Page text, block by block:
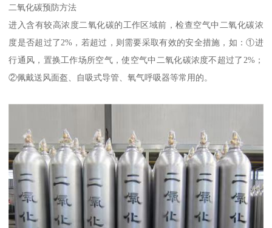
二氧化碳预防方法
进入含有较高浓度二氧化碳的工作区域前，检查空气中二氧化碳浓
度是否超过了2%，若超过，则需要采取有效的安全措施，如：①进
行通风，置换工作场所空气，使空气中二氧化碳浓度不超过了2%；
②佩戴送风面盔、自吸式导管、氧气呼吸器等常用的。